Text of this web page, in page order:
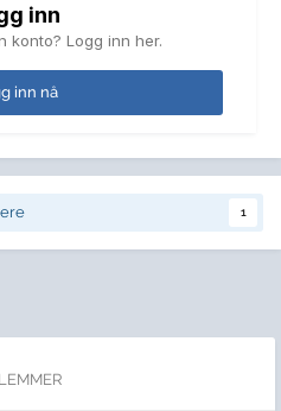
inn
konto? Logg inn her.
inn nå
1